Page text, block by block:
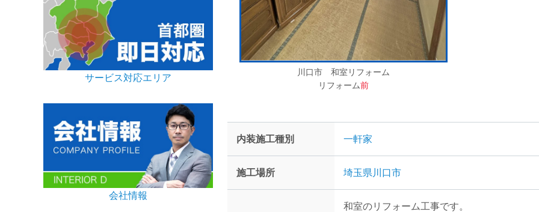
川口市 和室リフォーム
リフォーム前
内装施工種別 一軒家
施工場所 埼玉県川口市
和室のリフォーム工事です。
サービス対応エリア
会社情報